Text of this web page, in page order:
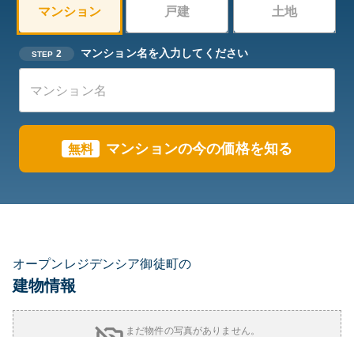
マンション 戸建 土地
STEP 2 マンション名を入力してください
無料 マンションの今の価格を知る
オープンレジデンシア御徒町の
建物情報
まだ物件の写真がありません。